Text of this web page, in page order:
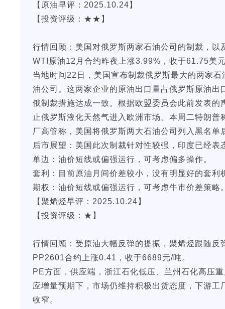
【原油早评：2025.10.24】
【投资评级：★★】
行情回顾：美国对俄罗斯两家石油公司的制裁，
WTI原油12月合约昨夜上涨3.99%，收于61.75美
当地时间22日，美国宣布制裁俄罗斯最大的两家
油公司。这两家企业的原油出口量占俄罗斯原油
俄制裁措施达成一致。根据欧盟委员会此前发表
止俄罗斯液化天然气进入欧洲市场。本周二特朗
厂高管称，美国将俄罗斯两大石油公司列入黑名
后市展望：美国此次制裁针对性较强，印度已经
单边：油价短线或偏强运行，可考虑偏多操作。
套利：目前原油月间价差较小，没有明显好的套利
期权：油价短线或偏强运行，可考虑牛市价差策略
【聚烯烃早评：2025.10.24】
【投资评级：★】
行情回顾：受原油大幅反弹的提振，聚烯烃跟随
PP2601合约上涨0.41，收于6689元/吨。
PE方面，供应端，浙江石化低压、兰州石化高压
应增量预期下，市场仍维持积极出货态度，下游
收窄。